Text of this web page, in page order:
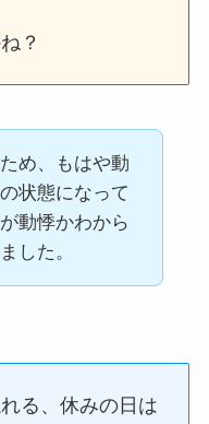
？
め、もはや動
状態になって
動悸かわから
した。
る、休みの日は